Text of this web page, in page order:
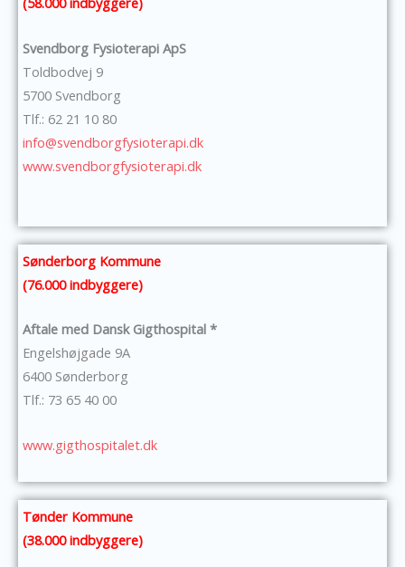
Svendborg Fysioterapi ApS
Toldbodvej 9
5700 Svendborg
Tlf.: 62 21 10 80
info@svendborgfysioterapi.dk
www.svendborgfysioterapi.dk
Sønderborg Kommune
(76.000 indbyggere)
Aftale med Dansk Gigthospital *
Engelshøjgade 9A
6400 Sønderborg
Tlf.: 73 65 40 00
www.gigthospitalet.dk
Tønder Kommune
(38.000 indbyggere)